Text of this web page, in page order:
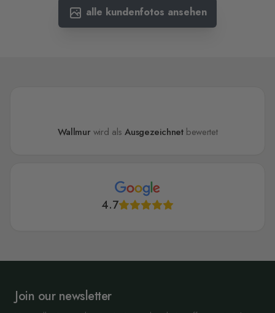
alle kundenfotos ansehen
Wallmur wird alsAusgezeichnetbewertet
4.7
Join our newsletter